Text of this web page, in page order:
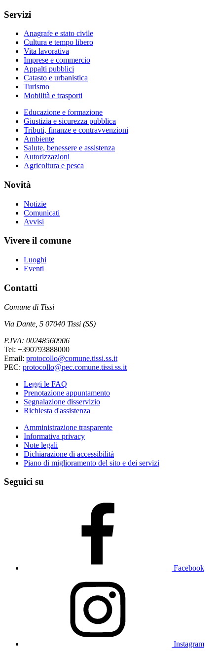
Servizi
Anagrafe e stato civile
Cultura e tempo libero
Vita lavorativa
Imprese e commercio
Appalti pubblici
Catasto e urbanistica
Turismo
Mobilità e trasporti
Educazione e formazione
Giustizia e sicurezza pubblica
Tributi, finanze e contravvenzioni
Ambiente
Salute, benessere e assistenza
Autorizzazioni
Agricoltura e pesca
Novità
Notizie
Comunicati
Avvisi
Vivere il comune
Luoghi
Eventi
Contatti
Comune di Tissi
Via Dante, 5 07040 Tissi (SS)
P.IVA: 00248560906
Tel: +390793888000
Email: protocollo@comune.tissi.ss.it
PEC: protocollo@pec.comune.tissi.ss.it
Leggi le FAQ
Prenotazione appuntamento
Segnalazione disservizio
Richiesta d'assistenza
Amministrazione trasparente
Informativa privacy
Note legali
Dichiarazione di accessibilità
Piano di miglioramento del sito e dei servizi
Seguici su
Facebook
Instagram